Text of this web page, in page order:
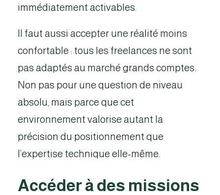
immédiatement activables.
Il faut aussi accepter une réalité moins
confortable : tous les freelances ne sont
pas adaptés au marché grands comptes.
Non pas pour une question de niveau
absolu, mais parce que cet
environnement valorise autant la
précision du positionnement que
l’expertise technique elle-même.
Accéder à des missions